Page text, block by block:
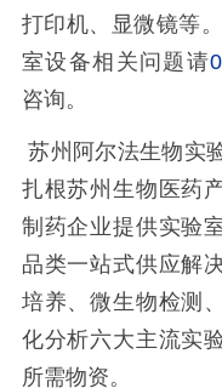
打印机、显微镜等
室设备相关问题请
咨询。
苏州阿尔法生物实
扎根苏州生物医药
制药企业提供实验
品类一站式供应解
培养、微生物检测
化分析六大主流实
所需物资。